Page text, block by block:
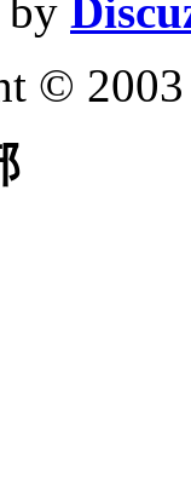
by
© 2003